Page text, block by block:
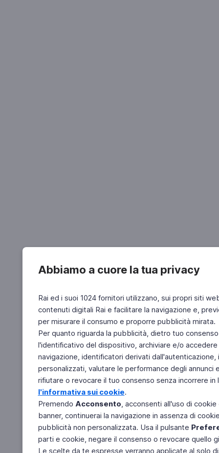
Abbiamo a cuore la tua privacy
Rai ed i suoi 1024 fornitori utilizzano, sui propri siti
contenuti digitali Rai e facilitare la navigazione e,
per misurare il consumo e proporre pubblicità mirata.
Per quanto riguarda la pubblicità, dietro tuo
l'identificativo del dispositivo, archiviare e/o
navigazione, identificatori derivati
personalizzati, valutare le performance degli
rifiutare o revocare il tuo consenso senza incorrere
l'informativa sui cookie.
Premendo Acconsento, acconsenti all'uso di
banner, continuerai la navigazione in assenza di
pubblicità non personalizzata. Usa il pulsante
parti e cookie, negare il consenso o revocare quello
Le scelte da te espresse verranno applicate al solo